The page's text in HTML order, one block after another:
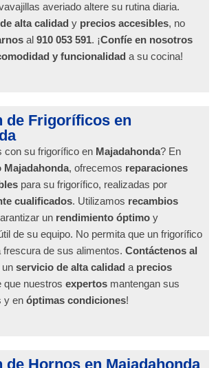
averiado altere su rutina diaria.
alta calidad y precios accesibles, no
al 910 053 591. ¡Confíe en nosotros
y funcionalidad a su cocina!
de Frigoríficos en
con su frigorífico en Majadahonda? En
Majadahonda, ofrecemos reparaciones
para su frigorífico, realizadas por
cualificados. Utilizamos recambios
un rendimiento óptimo y
de su equipo. No permita que un frigorífico
frescura de sus alimentos. Contáctenos al
un servicio de alta calidad a precios
que nuestros expertos mantengan sus
y en óptimas condiciones!
de Hornos en Majadahonda